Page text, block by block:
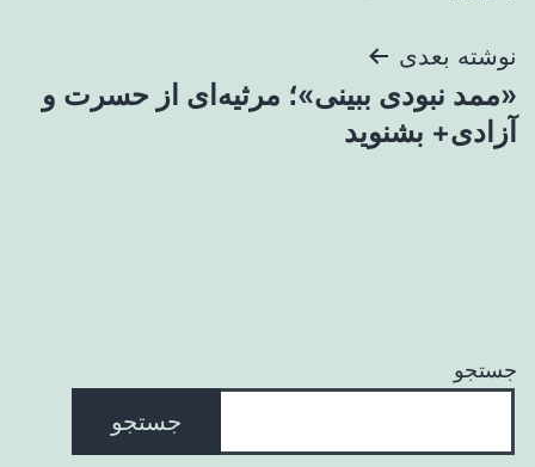
نوشته بعدی
«ممد نبودی ببینی»؛ مرثیه‌ای از حسرت و
آزادی+ بشنوید
جستجو
جستجو